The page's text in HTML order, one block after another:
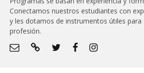
Conectamos nuestros estudiantes con
y les dotamos de instrumentos útiles para
profesión.